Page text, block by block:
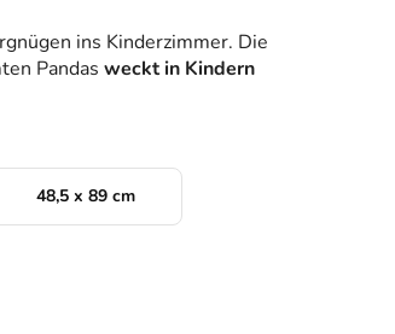
ins Kinderzimmer. Die
Pandas weckt in Kindern
48,5 x 89 cm